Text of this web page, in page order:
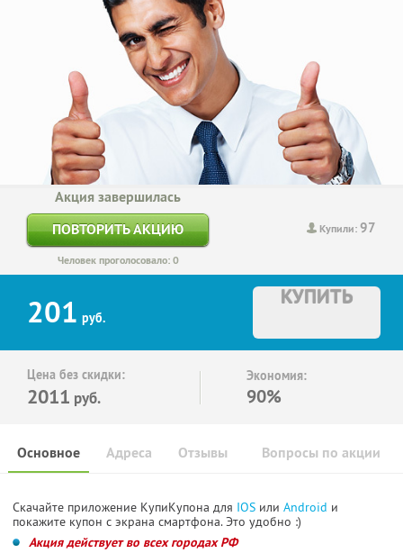
Купили:97
Акция завершилась
ПОВТОРИТЬ АКЦИЮ
Человек проголосовало: 0
201 руб.
КУПИТЬ
Цена без скидки:
2011 руб.
Экономия:
90%
Основное Отзывы Вопросы по акции
Адреса
Скачайте приложение КупиКупона для IOS или Android и
покажите купон с экрана смартфона. Это удобно :)
Акция действует во всех городах РФ